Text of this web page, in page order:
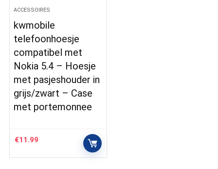
ACCESSOIRES
kwmobile
telefoonhoesje
compatibel met
Nokia 5.4 – Hoesje
met pasjeshouder in
grijs/zwart – Case
met portemonnee
€11.99